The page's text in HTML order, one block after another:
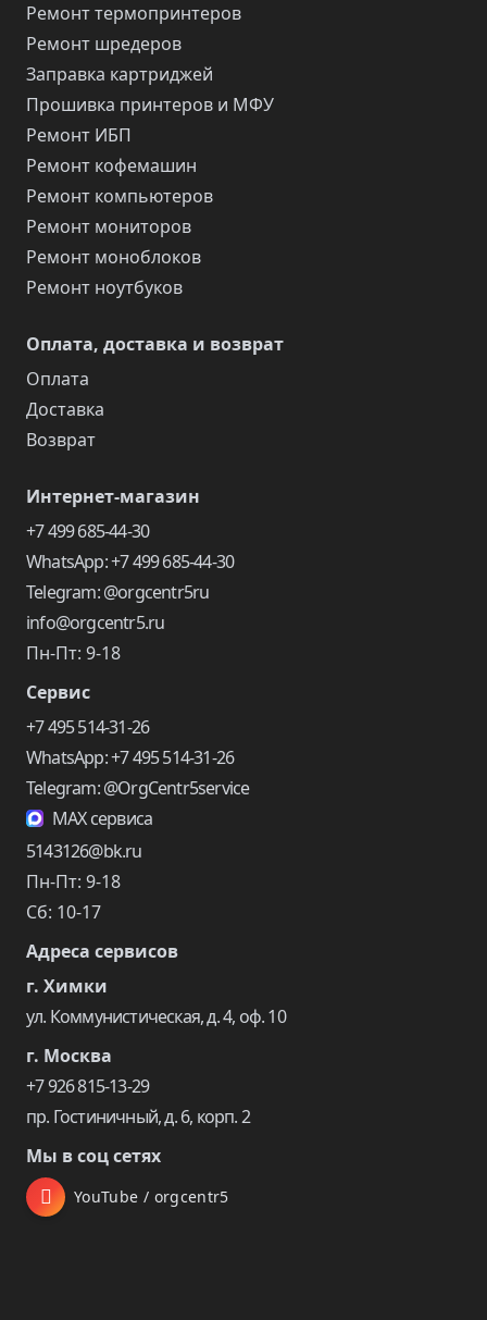
Ремонт термопринтеров
Ремонт шредеров
Заправка картриджей
Прошивка принтеров и МФУ
Ремонт ИБП
Ремонт кофемашин
Ремонт компьютеров
Ремонт мониторов
Ремонт моноблоков
Ремонт ноутбуков
Оплата, доставка и возврат
Оплата
Доставка
Возврат
Интернет-магазин
+7 499 685-44-30
WhatsApp: +7 499 685-44-30
Telegram: @orgcentr5ru
info@orgcentr5.ru
Пн-Пт: 9-18
Сервис
+7 495 514-31-26
WhatsApp: +7 495 514-31-26
Telegram: @OrgCentr5service
MAX сервиса
5143126@bk.ru
Пн-Пт: 9-18
Сб: 10-17
Адреса сервисов
г. Химки
ул. Коммунистическая, д. 4, оф. 10
г. Москва
+7 926 815-13-29
пр. Гостиничный, д. 6, корп. 2
Мы в соц сетях
YouTube / orgcentr5